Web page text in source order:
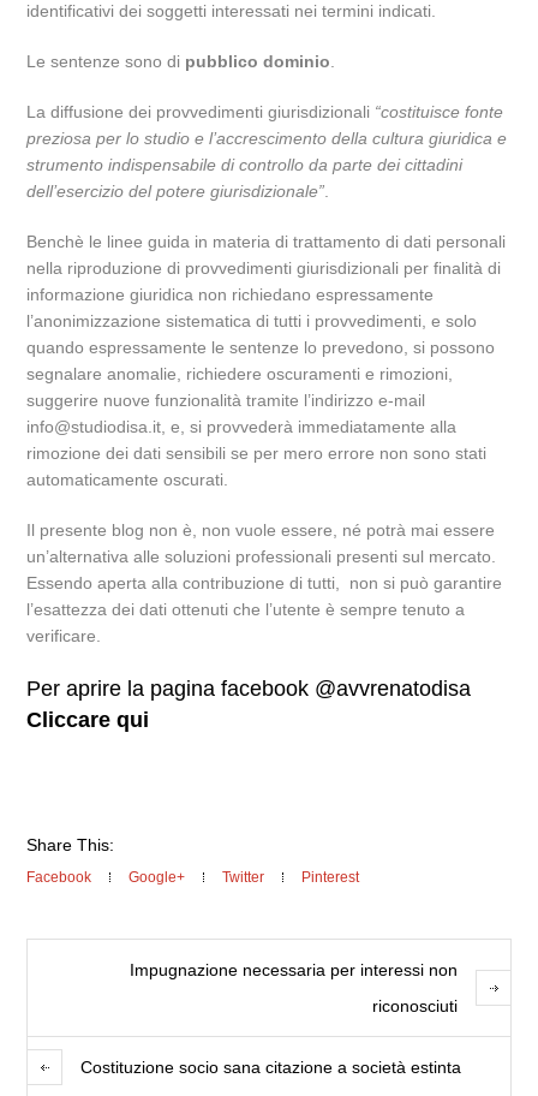
identificativi dei soggetti interessati nei termini indicati.
Le sentenze sono di pubblico dominio
La diffusione dei provvedimenti giurisdizionali “costituisce fonte
preziosa per lo studio e l’accrescimento della cultura giuridica e
strumento indispensabile di controllo da parte dei cittadini
dell’esercizio del potere giurisdizionale”
Benchè le linee guida in materia di trattamento di dati personali
nella riproduzione di provvedimenti giurisdizionali per finalità di
informazione giuridica non richiedano espressamente
l’anonimizzazione sistematica di tutti i provvedimenti, e solo
quando espressamente le sentenze lo prevedono, si possono
segnalare anomalie, richiedere oscuramenti e rimozioni,
suggerire nuove funzionalità tramite l’indirizzo e-mail
info@studiodisa.it, e, si provvederà immediatamente alla
rimozione dei dati sensibili se per mero errore non sono stati
automaticamente oscurati.
Il presente blog non è, non vuole essere, né potrà mai essere
un’alternativa alle soluzioni professionali presenti sul mercato.
Essendo aperta alla contribuzione di tutti, non si può garantire
l’esattezza dei dati ottenuti che l’utente è sempre tenuto a
verificare.
Per aprire la pagina facebook @avvrenatodisa
Cliccare qui
Share This:
Facebook Google+ Twitter Pinterest
Impugnazione necessaria per interessi non
riconosciuti
Costituzione socio sana citazione a società estinta